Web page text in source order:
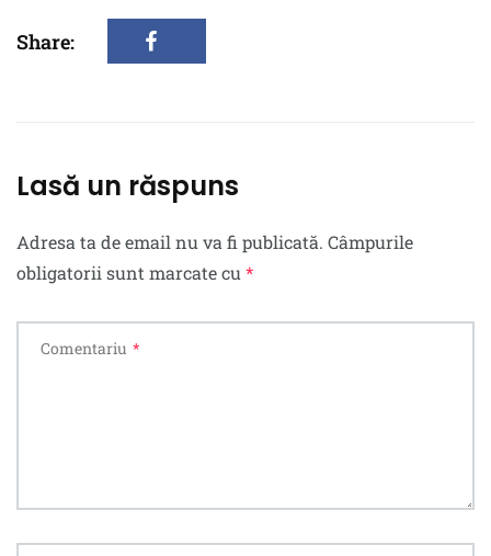
Share:
Lasă un răspuns
Adresa ta de email nu va fi publicată. Câmpurile
obligatorii sunt marcate cu*
Comentariu *